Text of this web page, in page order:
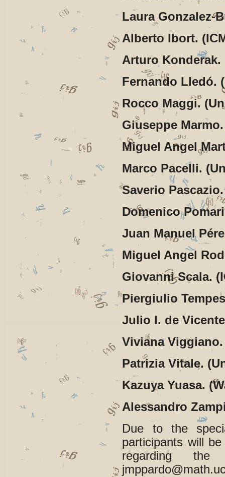
Laura Gonzalez-
Alberto Ibort.
Arturo Konderak.
Fernando Lledó.
Rocco Maggi.
Giuseppe
Miguel Angel
Marco Pacelli.
Saverio
Domenico
Juan Manuel
Miguel Angel
Giovanni Scala.
Piergiulio
Julio I. de
Viviana
Patrizia Vitale.
Kazuya Yuasa.
Alessandro
Due to the
participants will
regarding the